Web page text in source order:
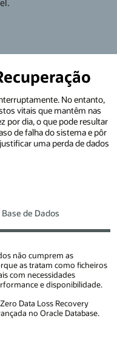
No entanto,
vitais que mantêm nas
por dia, o que pode resultar
de falha do sistema e pôr
uma perda de dados
de Dados
não cumprem as
as tratam como ficheiros
com necessidades
e disponibilidade.
Data Loss Recovery
no Oracle Database.